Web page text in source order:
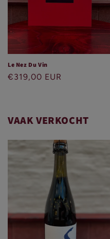
Le Nez Du Vin
Normale
€319,00 EUR
VAAK VERKOCHT